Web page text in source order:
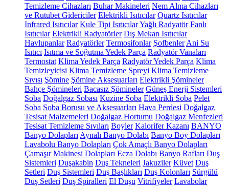
Temizleme Cihazları Buhar Makineleri Nem Alma Cihazları
ve Rutubet Gidericiler Elektrikli Isıtıcılar Quartz Isıtıcılar
Infrared Isıtıcılar Kule Tipi IsıtıcılarYağlı Radyatör Fanlı
Isıtıcılar Elektrikli Radyatörler Dış Mekan Isıtıcılar
Havlupanlar Radyatörler Termosifonlar Şofbenler Ani Su
Isıtıcı Isıtma ve Soğutma Yedek Parça Radyatör Vanaları
Termostat Klima Yedek Parça Radyatör Yedek Parça Klima
Temizleyicisi Klima Temizleme Spreyi Klima Temizleme
Sıvısı Şömine Şömine Aksesuarları Elektrikli Şömineler
Bahçe Şömineleri Bacasız Şömineler Güneş Enerji Sistemleri
Soba Doğalgaz Sobası Kuzine Soba Elektrikli Soba Pelet
Soba Soba Borusu ve Aksesuarları Hava Perdesi Doğalgaz
Tesisat Malzemeleri Doğalgaz Hortumu Doğalgaz Menfezleri
Tesisat Temizleme Sıvıları Boyler Kalorifer Kazanı BANYO
Banyo Dolapları Aynalı Banyo Dolabı Banyo Boy Dolapları
Lavabolu Banyo Dolapları Çok Amaçlı Banyo Dolapları
Çamaşır Makinesi Dolapları Ecza Dolabı Banyo Rafları Duş
Sistemleri Duşakabin Duş Tekneleri Jakuziler Küvet Duş
Setleri Duş Sistemleri Duş Başlıkları Duş Kolonları Sürgülü
Duş Setleri Duş Spiralleri El Duşu Vitrifiyeler Lavabolar